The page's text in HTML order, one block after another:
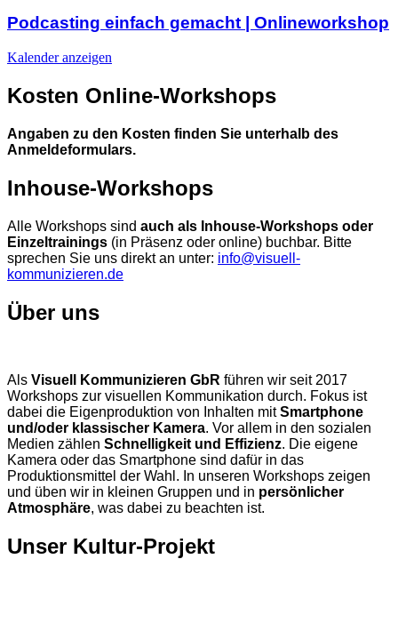
Podcasting einfach gemacht | Onlineworkshop
Kalender anzeigen
Kosten Online-Workshops
Angaben zu den Kosten finden Sie unterhalb des
Anmeldeformulars.
Inhouse-Workshops
Alle Workshops sind auch als Inhouse-Workshops oder
Einzeltrainings (in Präsenz oder online) buchbar. Bitte
sprechen Sie uns direkt an unter: info@visuell-
kommunizieren.de
Über uns
Als Visuell Kommunizieren GbR führen wir seit 2017
Workshops zur visuellen Kommunikation durch. Fokus ist
dabei die Eigenproduktion von Inhalten mitSmartphone
und/oder klassischer Kamera. Vor allem in den sozialen
Medien zählen Schnelligkeit und Effizienz. Die eigene
Kamera oder das Smartphone sind dafür in das
Produktionsmittel der Wahl. In unseren Workshops zeigen
und üben wir in kleinen Gruppen und in persönlicher
Atmosphäre, was dabei zu beachten ist.
Unser Kultur-Projekt